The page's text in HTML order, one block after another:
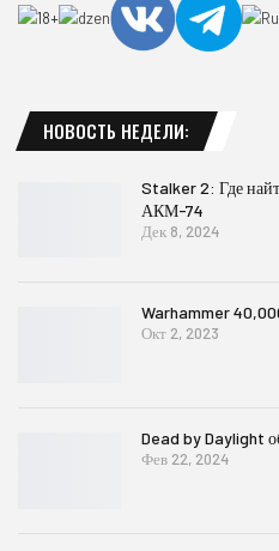
НОВОСТЬ НЕДЕЛИ:
Stalker 2: Где
АКМ-74
Дек 8, 2024
Warhammer
Окт 2, 2023
Dead by Daylight
Фев 22, 2024